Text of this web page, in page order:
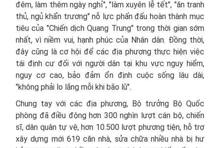
đêm, làm thêm ngày nghỉ", "làm xuyên lễ tết", "ăn tranh
thủ, ngủ khẩn trương" nỗ lực phấn đấu hoàn thành mục
tiêu của "Chiến dịch Quang Trung" trong thời gian sớm
nhất, vì niềm vui, hạnh phúc của Nhân dân. Đồng thời,
đây cũng là cơ hội để các địa phương thực hiện việc
tái định cư đối với người dân tại khu vực nguy hiểm,
nguy cơ cao, bảo đảm ổn định cuộc sống lâu dài,
"không phải lo lắng mỗi khi bão lũ".
Chung tay với các địa phương, Bộ trưởng Bộ Quốc
phòng đã điều động hơn 300 nghìn lượt cán bộ, chiến
sĩ, dân quân tự vệ, hơn 10.500 lượt phương tiện, hỗ trợ
xây dựng mới 619 căn nhà, sửa chữa nhiều nhà bị hư